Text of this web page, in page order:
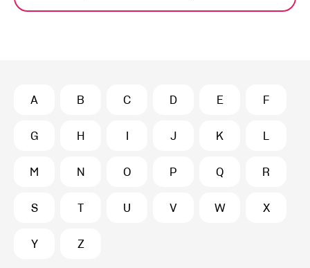
A B C D E F
G H I J K L
M N O P Q R
S T U V W X
Y Z